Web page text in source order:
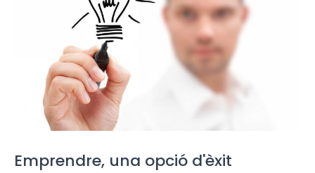
Emprendre, una opció d'èxit